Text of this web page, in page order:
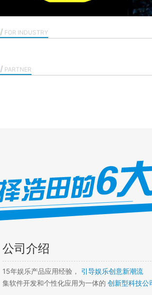
/ FOR INDUSTRY
/ PARTNER
公司介绍
15年娱乐产品应用经验， 引导娱乐创意新潮流
集软件开发和个性化应用为一体的 创新型科技公